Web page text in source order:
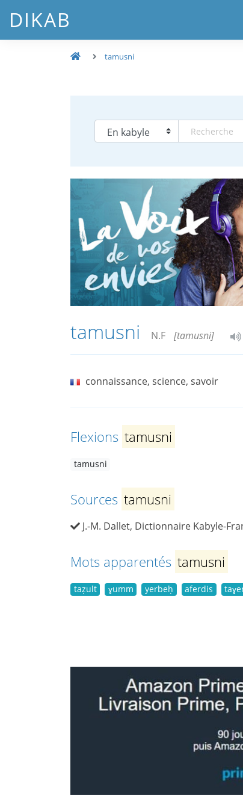
DIKAB
tamusni
tamusni N.F [tamusni]
connaissance, science, savoir
Flexions tamusni
tamusni
Sources tamusni
J.-M. Dallet, Dictionnaire Kabyle-
Mots apparentés tamusni
taẓult ɣumm yerbeḥ aferdis